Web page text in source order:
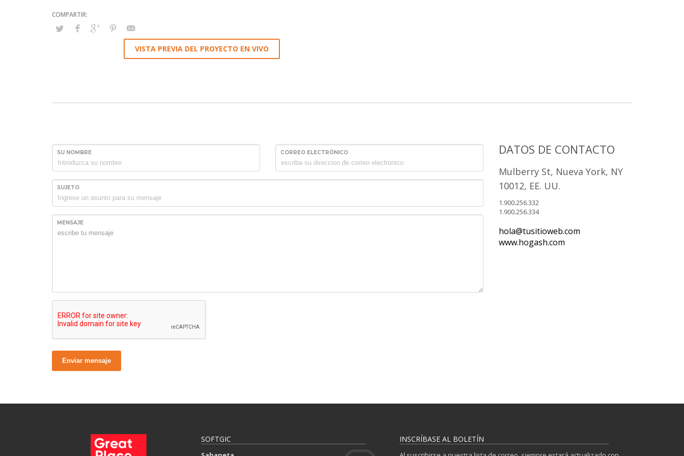
VISTA PREVIA DEL PROYECTO EN VIVO
SU NOMBRE CORREO ELECTRÓNICO
SUJETO
MENSAJE
Enviar mensaje
DATOS DE CONTACTO
Mulberry St, Nueva York, NY
10012, EE. UU.
1.900.256.332
1.900.256.334
hola@tusitioweb.com
www.hogash.com
SOFTGIC INSCRÍBASE AL BOLETÍN